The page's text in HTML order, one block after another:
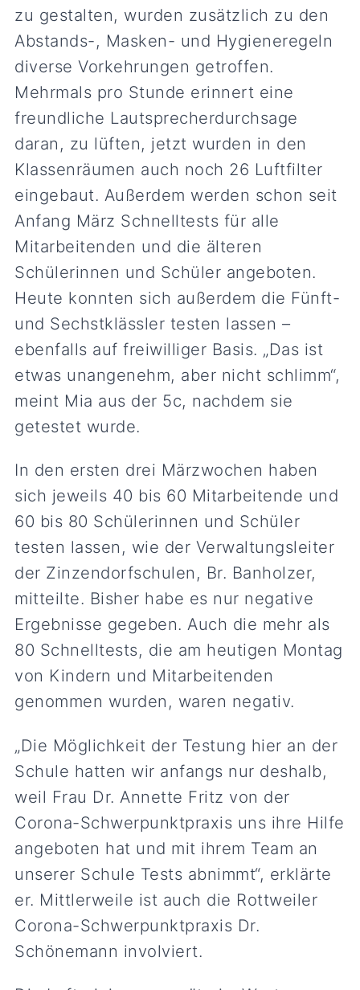
zu gestalten, wurden zusätzlich zu den
Abstands-, Masken- und Hygieneregeln
diverse Vorkehrungen getroffen.
Mehrmals pro Stunde erinnert eine
freundliche Lautsprecherdurchsage
daran, zu lüften, jetzt wurden in den
Klassenräumen auch noch 26 Luftfilter
eingebaut. Außerdem werden schon seit
Anfang März Schnelltests für alle
Mitarbeitenden und die älteren
Schülerinnen und Schüler angeboten.
Heute konnten sich außerdem die Fünft-
und Sechstklässler testen lassen –
ebenfalls auf freiwilliger Basis. „Das ist
etwas unangenehm, aber nicht schlimm“,
meint Mia aus der 5c, nachdem sie
getestet wurde.
In den ersten drei Märzwochen haben
sich jeweils 40 bis 60 Mitarbeitende und
60 bis 80 Schülerinnen und Schüler
testen lassen, wie der Verwaltungsleiter
der Zinzendorfschulen, Br. Banholzer,
mitteilte. Bisher habe es nur negative
Ergebnisse gegeben. Auch die mehr als
80 Schnelltests, die am heutigen Montag
von Kindern und Mitarbeitenden
genommen wurden, waren negativ.
„Die Möglichkeit der Testung hier an der
Schule hatten wir anfangs nur deshalb,
weil Frau Dr. Annette Fritz von der
Corona-Schwerpunktpraxis uns ihre Hilfe
angeboten hat und mit ihrem Team an
unserer Schule Tests abnimmt“, erklärte
er. Mittlerweile ist auch die Rottweiler
Corona-Schwerpunktpraxis Dr.
Schönemann involviert.